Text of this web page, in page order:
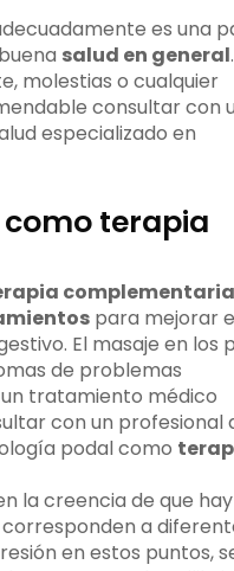
es una
salud en general
molestias o cualquier
consultar con
especializado en
terapia
complementaria
para mejorar
El masaje en los
de problemas
tratamiento médico
con un profesional
podal como
la creencia de que hay
a
en estos puntos,